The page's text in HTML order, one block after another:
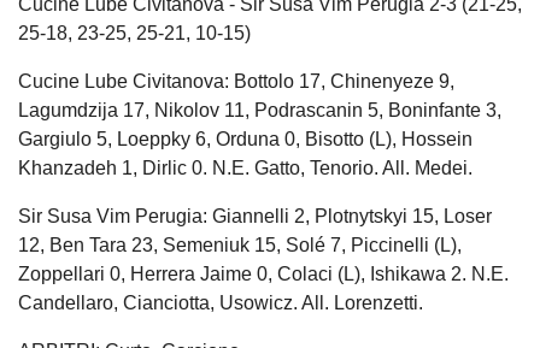
25-18, 23-25, 25-21, 10-15)
Cucine Lube Civitanova: Bottolo 17, Chinenyeze 9,
Lagumdzija 17, Nikolov 11, Podrascanin 5, Boninfante 3,
Gargiulo 5, Loeppky 6, Orduna 0, Bisotto (L), Hossein
Khanzadeh 1, Dirlic 0. N.E. Gatto, Tenorio. All. Medei.
Sir Susa Vim Perugia: Giannelli 2, Plotnytskyi 15, Loser
12, Ben Tara 23, Semeniuk 15, Solé 7, Piccinelli (L),
Zoppellari 0, Herrera Jaime 0, Colaci (L), Ishikawa 2. N.E.
Candellaro, Cianciotta, Usowicz. All. Lorenzetti.